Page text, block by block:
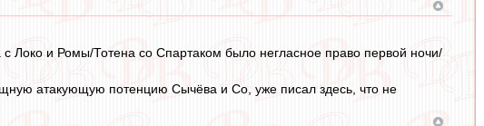
Локо и Ромы/Тотена со Спартаком было негласное право первой ночи/
атакующую потенцию Сычёва и Со, уже писал здесь, что не